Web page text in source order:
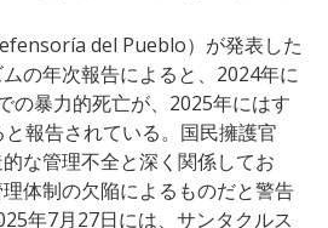
del Pueblo）が発表した
の年次報告によると、2024年に
の暴力的死亡が、2025年にはす
報告されている。国民擁護官
な管理不全と深く関係してお
体制の欠陥によるものだと警告
年7月27日には、サンタクルス